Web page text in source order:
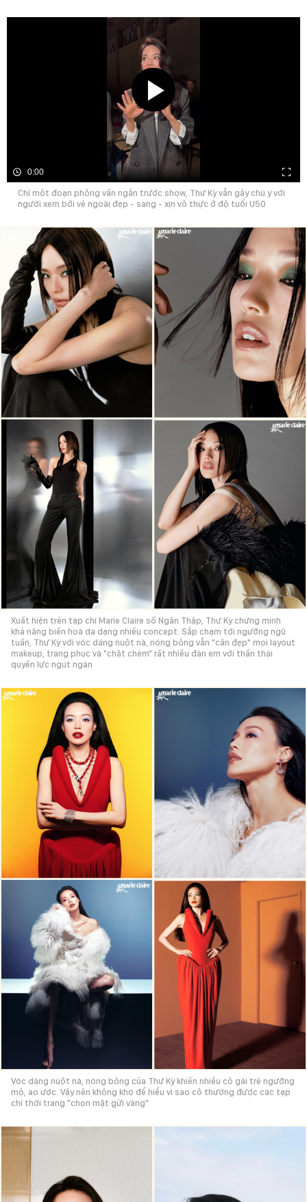
0:00
Chỉ một đoạn phỏng vấn ngắn trước show, Thư Kỳ vẫn gây chú ý với
người xem bởi vẻ ngoài đẹp - sang - xịn vô thực ở độ tuổi U50
Xuất hiện trên tạp chí Marie Claire số Ngân Thập, Thư Kỳ chứng minh
khả năng biến hoá da dạng nhiều concept. Sắp chạm tới ngưỡng ngũ
tuần, Thư Kỳ với vóc dáng nuột nà, nóng bỏng vẫn "cân đẹp" mọi layout
makeup, trang phục và "chặt chém" rất nhiều đàn em với thần thái
quyền lực ngút ngàn
Vóc dáng nuột nà, nóng bỏng của Thư Kỳ khiến nhiều cô gái trẻ ngưỡng
mộ, ao ước. Vậy nên không khó để hiểu vì sao cô thường được các tạp
chí thời trang "chọn mặt gửi vàng"